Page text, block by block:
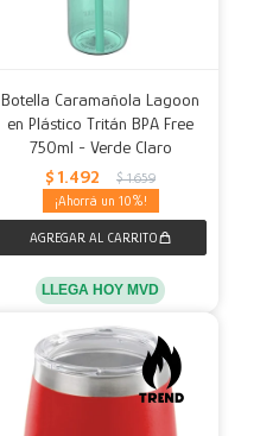
Botella Caramañola Lagoon
en Plástico Tritán BPA Free
750ml - Verde Claro
$ 1.492 $ 1.659
10
LLEGA HOY MVD